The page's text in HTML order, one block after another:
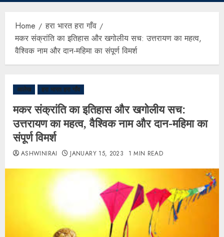
Home
हरा भारत हरा गाँव
मकर संक्रांति का इतिहास और खगोलीय सच: उत्तरायण का महत्व,
वैश्विक नाम और दान-महिमा का संपूर्ण विमर्श
आलेख हरा भारत हरा गाँव
मकर संक्रांति का इतिहास और खगोलीय सच:
उत्तरायण का महत्व, वैश्विक नाम और दान-महिमा का
संपूर्ण विमर्श
ASHWINIRAI JANUARY 15, 2023 1 MIN READ